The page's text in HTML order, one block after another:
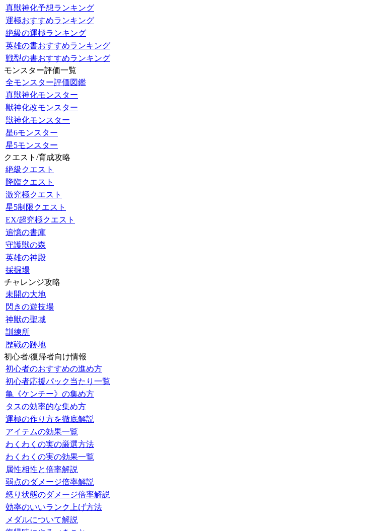
真獣神化予想ランキング
運極おすすめランキング
絶級の運極ランキング
英雄の書おすすめランキング
戦型の書おすすめランキング
モンスター評価一覧
全モンスター評価図鑑
真獣神化モンスター
獣神化改モンスター
獣神化モンスター
星6モンスター
星5モンスター
クエスト/育成攻略
絶級クエスト
降臨クエスト
激究極クエスト
星5制限クエスト
EX/超究極クエスト
追憶の書庫
守護獣の森
英雄の神殿
採掘場
チャレンジ攻略
未開の大地
閃きの遊技場
神獣の聖域
訓練所
歴戦の跡地
初心者/復帰者向け情報
初心者のおすすめの進め方
初心者応援パック当たり一覧
亀《ケンチー》の集め方
タスの効率的な集め方
運極の作り方を徹底解説
アイテムの効果一覧
わくわくの実の厳選方法
わくわくの実の効果一覧
属性相性と倍率解説
弱点のダメージ倍率解説
怒り状態のダメージ倍率解説
効率のいいランク上げ方法
メダルについて解説